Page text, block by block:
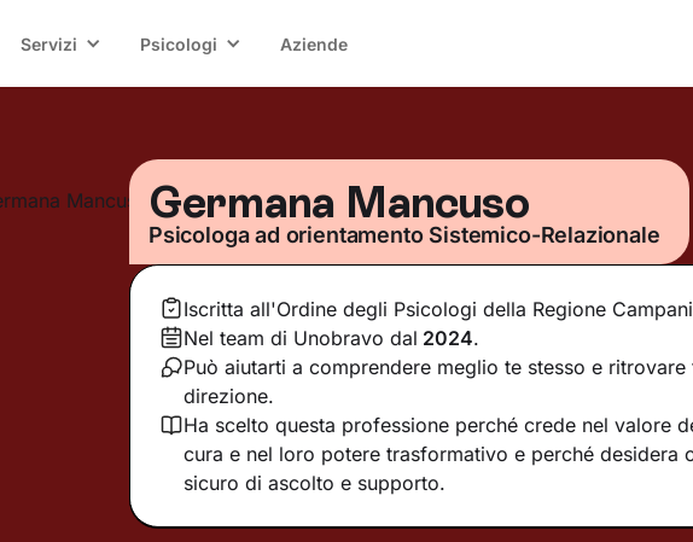
Servizi Psicologi Aziende
Germana Mancuso
Psicologa ad orientamento Sistemico-Relazionale
Iscritta all'Ordine degli Psicologi della Regione
Nel team di Unobravo dal 2024.
Può aiutarti a comprendere meglio te stesso e
direzione.
Ha scelto questa professione perché crede nel valore
cura e nel loro potere trasformativo e perché desidera
sicuro di ascolto e supporto.